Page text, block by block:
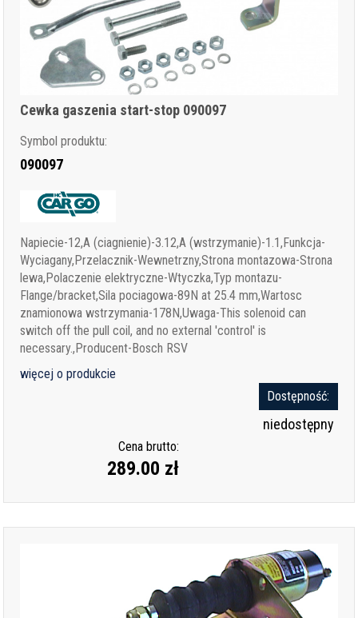
Cewka gaszenia start-stop 090097
Symbol produktu:
090097
Napiecie-12,A (ciagnienie)-3.12,A (wstrzymanie)-1.1,Funkcja-
Wyciagany,Przelacznik-Wewnetrzny,Strona montazowa-Strona
lewa,Polaczenie elektryczne-Wtyczka,Typ montazu-
Flange/bracket,Sila pociagowa-89N at 25.4 mm,Wartosc
znamionowa wstrzymania-178N,Uwaga-This solenoid can
switch off the pull coil, and no external 'control' is
necessary.,Producent-Bosch RSV
więcej o produkcie
Dostępność:
niedostępny
Cena brutto:
289.00 zł